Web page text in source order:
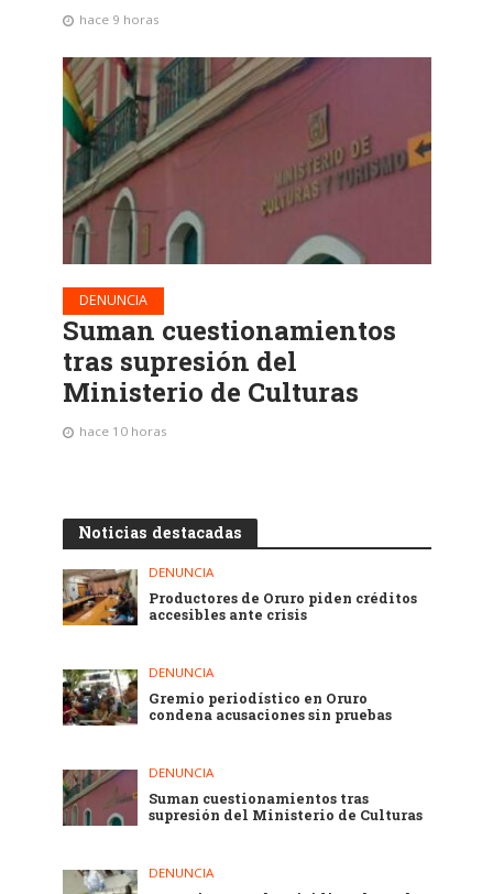
hace 9 horas
DENUNCIA
Suman cuestionamientos
tras supresión del
Ministerio de Culturas
hace 10 horas
Noticias destacadas
DENUNCIA
Productores de Oruro piden créditos
accesibles ante crisis
DENUNCIA
Gremio periodístico en Oruro
condena acusaciones sin pruebas
DENUNCIA
Suman cuestionamientos tras
supresión del Ministerio de Culturas
DENUNCIA